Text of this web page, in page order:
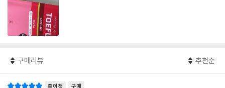
구매리뷰 추천순
종이책 구매